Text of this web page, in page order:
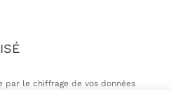
par le chiffrage de vos données